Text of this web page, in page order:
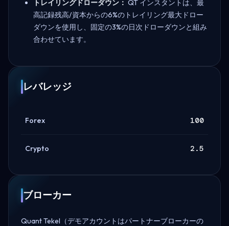
トレイリングドローダウン： QT インスタントは、最
高記録残高/資本からの6%のトレイリング最大ドロー
ダウンを使用し、固定の3%の日次ドローダウンと組み
合わせています。
レバレッジ
Forex 100
Crypto 2.5
ブローカー
Quant Tekel（デモアカウントはパートナーブローカーの